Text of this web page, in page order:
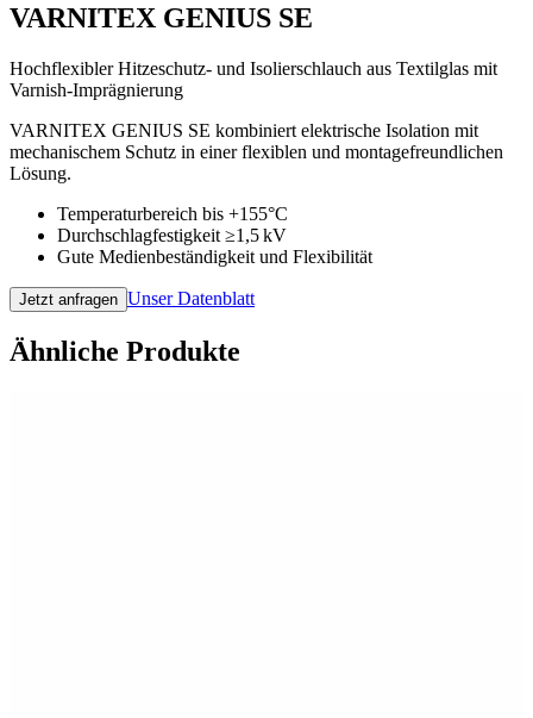
VARNITEX GENIUS SE
Hochflexibler Hitzeschutz- und Isolierschlauch aus Textilglas mit
Varnish-Imprägnierung
VARNITEX GENIUS SE kombiniert elektrische Isolation mit
mechanischem Schutz in einer flexiblen und montagefreundlichen
Lösung.
Temperaturbereich bis +155°C
Durchschlagfestigkeit ≥1,5 kV
Gute Medienbeständigkeit und Flexibilität
Jetzt anfragen Unser Datenblatt
Ähnliche Produkte